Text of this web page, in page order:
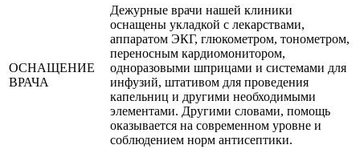
ОСНАЩЕНИЕ
ВРАЧА
Дежурные врачи нашей клиники
оснащены укладкой с лекарствами,
аппаратом ЭКГ, глюкометром, тонометром,
переносным кардиомонитором,
одноразовыми шприцами и системами для
инфузий, штативом для проведения
капельниц и другими необходимыми
элементами. Другими словами, помощь
оказывается на современном уровне и
соблюдением норм антисептики.